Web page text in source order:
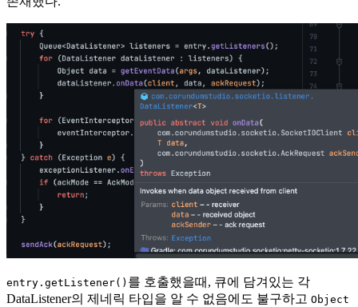
entry.getListener() 를 호출했을때, 큐에 담겨있는 각
DataListener의 제네릭 타입을 알 수 없음에도 불구하고 Object